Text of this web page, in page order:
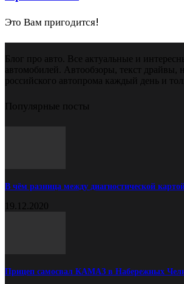
Это Вам пригодится!
Блог про авто. Все актуальные и
автомобилей. Автообзоры, текст драйвы,
российского автопрома каждый день и
Популярные посты
В чём разница между диагностической
19.12.2020
Прицеп самосвал КАМАЗ в Набережных